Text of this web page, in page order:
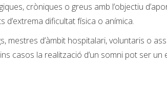
cròniques o greus amb l’objectiu
dificultat física o anímica.
mestres d’àmbit hospitalari, voluntaris o
casos la realització d’un somni pot ser